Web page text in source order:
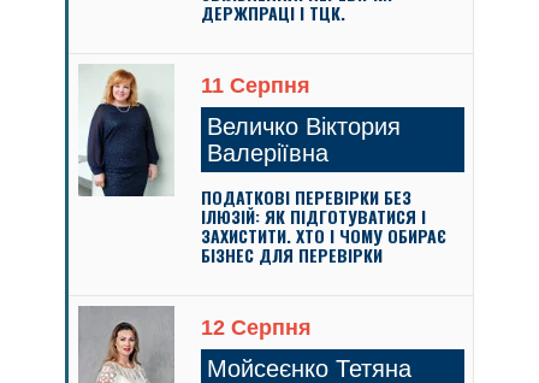
ДЕРЖПРАЦІ І ТЦК.
11 Серпня
Величко Віктория
Валеріївна
ПОДАТКОВІ ПЕРЕВІРКИ БЕЗ
ІЛЮЗІЙ: ЯК ПІДГОТУВАТИСЯ І
ЗАХИСТИТИ. ХТО І ЧОМУ ОБИРАЄ
БІЗНЕС ДЛЯ ПЕРЕВІРКИ
12 Серпня
Мойсеєнко Тетяна